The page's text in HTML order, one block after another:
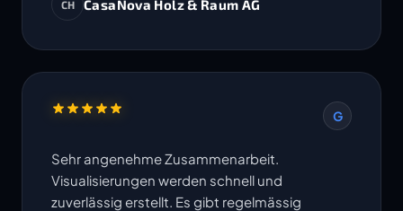
CH CasaNova Holz & Raum AG
G
Sehr angenehme Zusammenarbeit.
Visualisierungen werden schnell und
zuverlässig erstellt. Es gibt regelmässig